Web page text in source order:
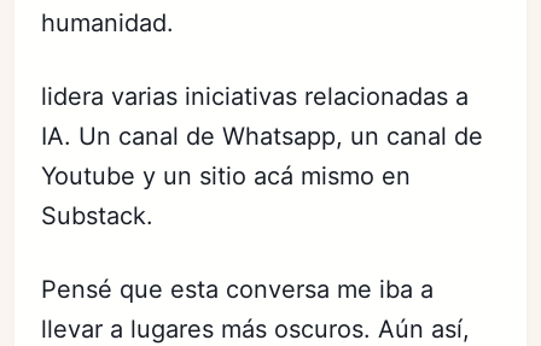
humanidad.
lidera varias iniciativas relacionadas a
IA. Un canal de Whatsapp, un canal de
Youtube y un sitio acá mismo en
Substack.
Pensé que esta conversa me iba a
llevar a lugares más oscuros. Aún así,